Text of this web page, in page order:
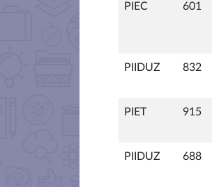
PIEC 601
PIIDUZ 832
PIET 915
PIIDUZ 688